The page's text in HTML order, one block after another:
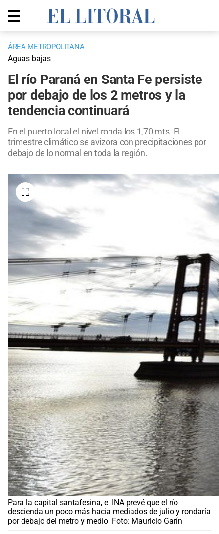
ÁREA METROPOLITANA
Aguas bajas
El río Paraná en Santa Fe persiste
por debajo de los 2 metros y la
tendencia continuará
En el puerto local el nivel ronda los 1,70 mts. El
trimestre climático se avizora con precipitaciones por
debajo de lo normal en toda la región.
Para la capital santafesina, el INA prevé que el río
descienda un poco más hacia mediados de julio y rondaría
por debajo del metro y medio. Foto: Mauricio Garín